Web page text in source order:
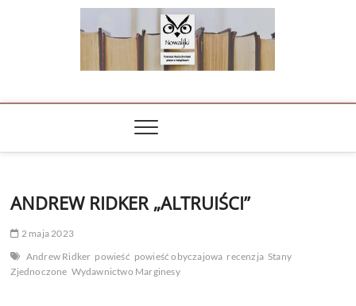
NOWALIJKI
ANDREW RIDKER „ALTRUIŚCI”
2 maja 2023
Andrew Ridker powieść powieść obyczajowa recenzja Stany
Zjednoczone Wydawnictwo Marginesy